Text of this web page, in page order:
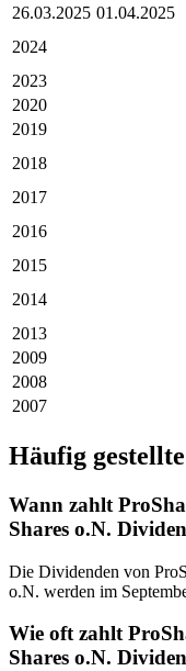
26.03.2025 01.04.2025
2024
2023
2020
2019
2018
2017
2016
2015
2014
2013
2009
2008
2007
Häufig
Wann zahlt
Shares o.N.
Die Dividenden von
o.N. werden im
Wie oft zahlt
Shares o.N.